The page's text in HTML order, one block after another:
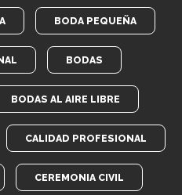
BODA PEQUEÑA
BODAS
BODAS AL AIRE LIBRE
CALIDAD PROFESIONAL
CEREMONIA CIVIL